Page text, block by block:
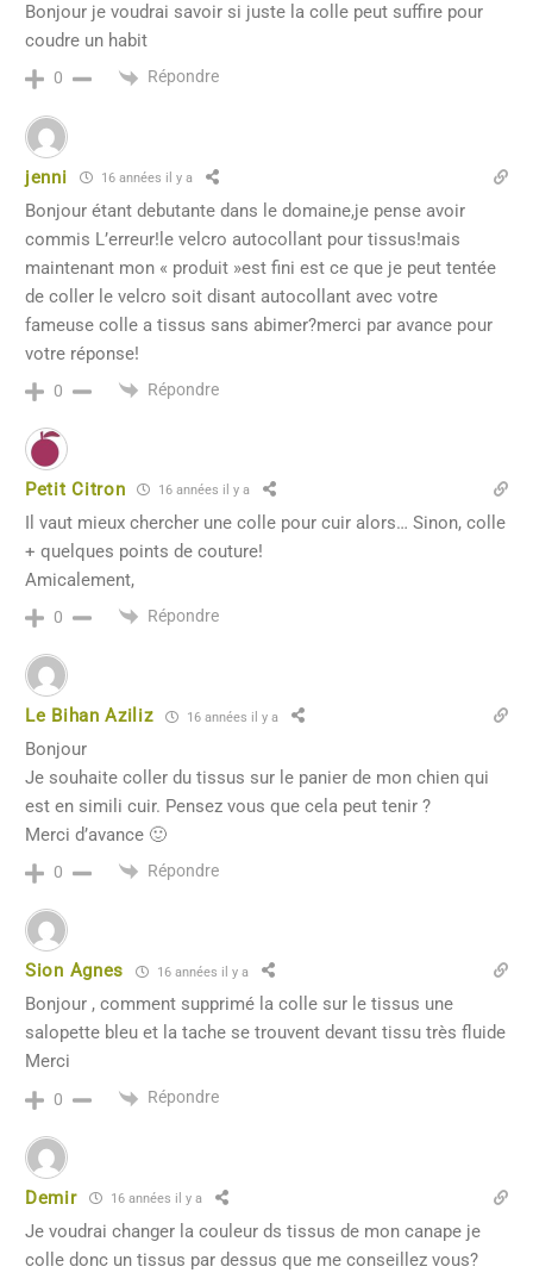
Bonjour je voudrai savoir si juste la colle peut suffire pour
coudre un habit
0 Répondre
jenni 16 années il y a
Bonjour étant debutante dans le domaine,je pense avoir
commis L’erreur!le velcro autocollant pour tissus!mais
maintenant mon « produit »est fini est ce que je peut tentée
de coller le velcro soit disant autocollant avec votre
fameuse colle a tissus sans abimer?merci par avance pour
votre réponse!
0 Répondre
Petit Citron 16 années il y a
Il vaut mieux chercher une colle pour cuir alors… Sinon, colle
+ quelques points de couture!
Amicalement,
0 Répondre
Le Bihan Aziliz 16 années il y a
Bonjour
Je souhaite coller du tissus sur le panier de mon chien qui
est en simili cuir. Pensez vous que cela peut tenir ?
Merci d’avance 🙂
0 Répondre
Sion Agnes 16 années il y a
Bonjour , comment supprimé la colle sur le tissus une
salopette bleu et la tache se trouvent devant tissu très fluide
Merci
0 Répondre
Demir 16 années il y a
Je voudrai changer la couleur ds tissus de mon canape je
colle donc un tissus par dessus que me conseillez vous?